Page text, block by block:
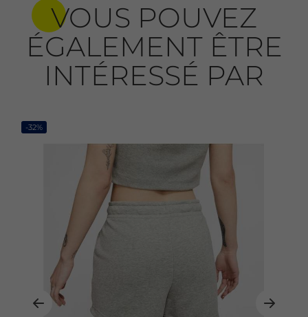
VOUS POUVEZ
ÉGALEMENT ÊTRE
INTÉRESSÉ PAR
-32%